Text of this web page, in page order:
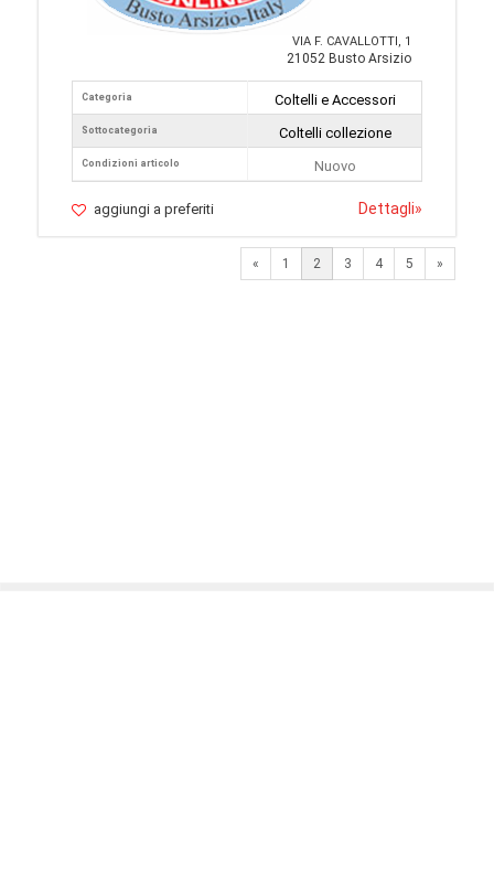
VIA F. CAVALLOTTI, 1
21052 Busto Arsizio
Categoria
Sottocategoria
Condizioni articolo
Coltelli e Accessori
Coltelli collezione
Nuovo
aggiungi a preferiti Dettagli»
« Previous
1 2 3 4 5 »